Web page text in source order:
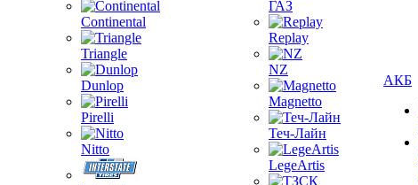
Continental
Triangle
Dunlop
Pirelli
Nitto
ГАЗ
Replay
NZ
Magnetto
Теч-Лайн
LegeArtis
АКБ